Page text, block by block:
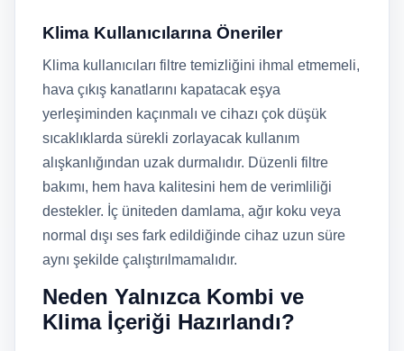
Klima Kullanıcılarına Öneriler
Klima kullanıcıları filtre temizliğini ihmal etmemeli,
hava çıkış kanatlarını kapatacak eşya
yerleşiminden kaçınmalı ve cihazı çok düşük
sıcaklıklarda sürekli zorlayacak kullanım
alışkanlığından uzak durmalıdır. Düzenli filtre
bakımı, hem hava kalitesini hem de verimliliği
destekler. İç üniteden damlama, ağır koku veya
normal dışı ses fark edildiğinde cihaz uzun süre
aynı şekilde çalıştırılmamalıdır.
Neden Yalnızca Kombi ve
Klima İçeriği Hazırlandı?